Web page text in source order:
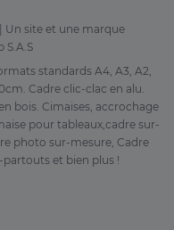
| Un site et une marque
S.A.S
standards A4, A3, A2,
Cadre clic-clac en alu.
bois. Cimaises, accrochage
pour tableaux,cadre sur-
photo sur-mesure, Cadre
et bien plus !